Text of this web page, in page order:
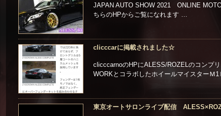
JAPAN AUTO SHOW 2021 ONLINE
ちらのHPからご覧になれます …
clicccarに掲載されました☆
clicccarnoのHPにALESS/ROZELのコンプ
WORKとコラボしたホイールマイスターＭ
東京オートサロンライブ配信